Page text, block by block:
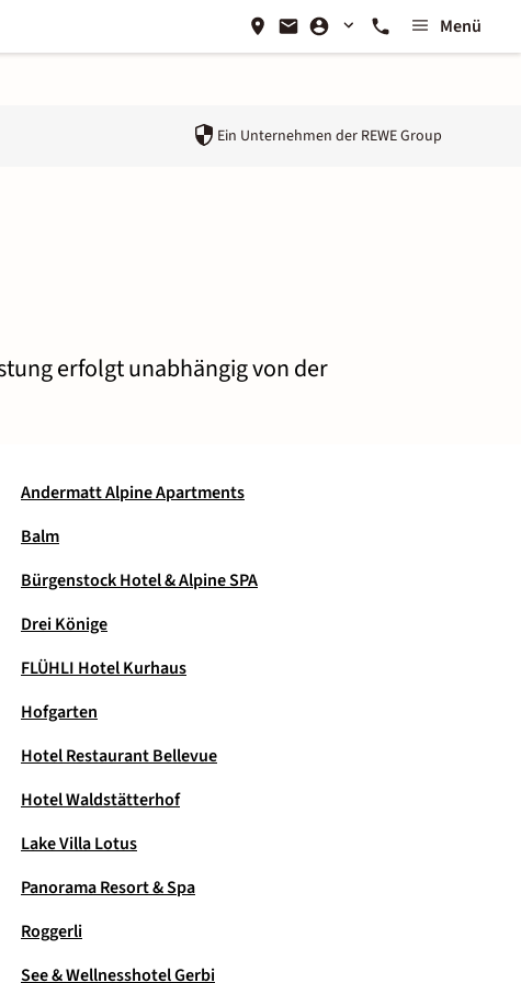
Menü
Ein Unternehmen der REWE Group
erfolgt unabhängig von der
Andermatt Alpine Apartments
Balm
Bürgenstock Hotel & Alpine SPA
Drei Könige
FLÜHLI Hotel Kurhaus
Hofgarten
Hotel Restaurant Bellevue
Hotel Waldstätterhof
Lake Villa Lotus
Panorama Resort & Spa
Roggerli
See & Wellnesshotel Gerbi